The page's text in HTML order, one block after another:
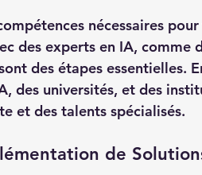
nécessaires
des experts en IA, comme
des étapes essentielles.
des universités, et des
et des talents spécialisés.
de